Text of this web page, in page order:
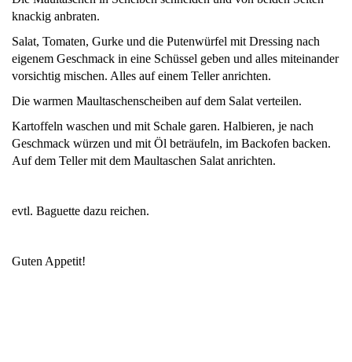
knackig anbraten.
Salat, Tomaten, Gurke und die Putenwürfel mit Dressing nach
eigenem Geschmack in eine Schüssel geben und alles miteinander
vorsichtig mischen. Alles auf einem Teller anrichten.
Die warmen Maultaschenscheiben auf dem Salat verteilen.
Kartoffeln waschen und mit Schale garen. Halbieren, je nach
Geschmack würzen und mit Öl beträufeln, im Backofen backen.
Auf dem Teller mit dem Maultaschen Salat anrichten.
evtl. Baguette dazu reichen.
Guten Appetit!